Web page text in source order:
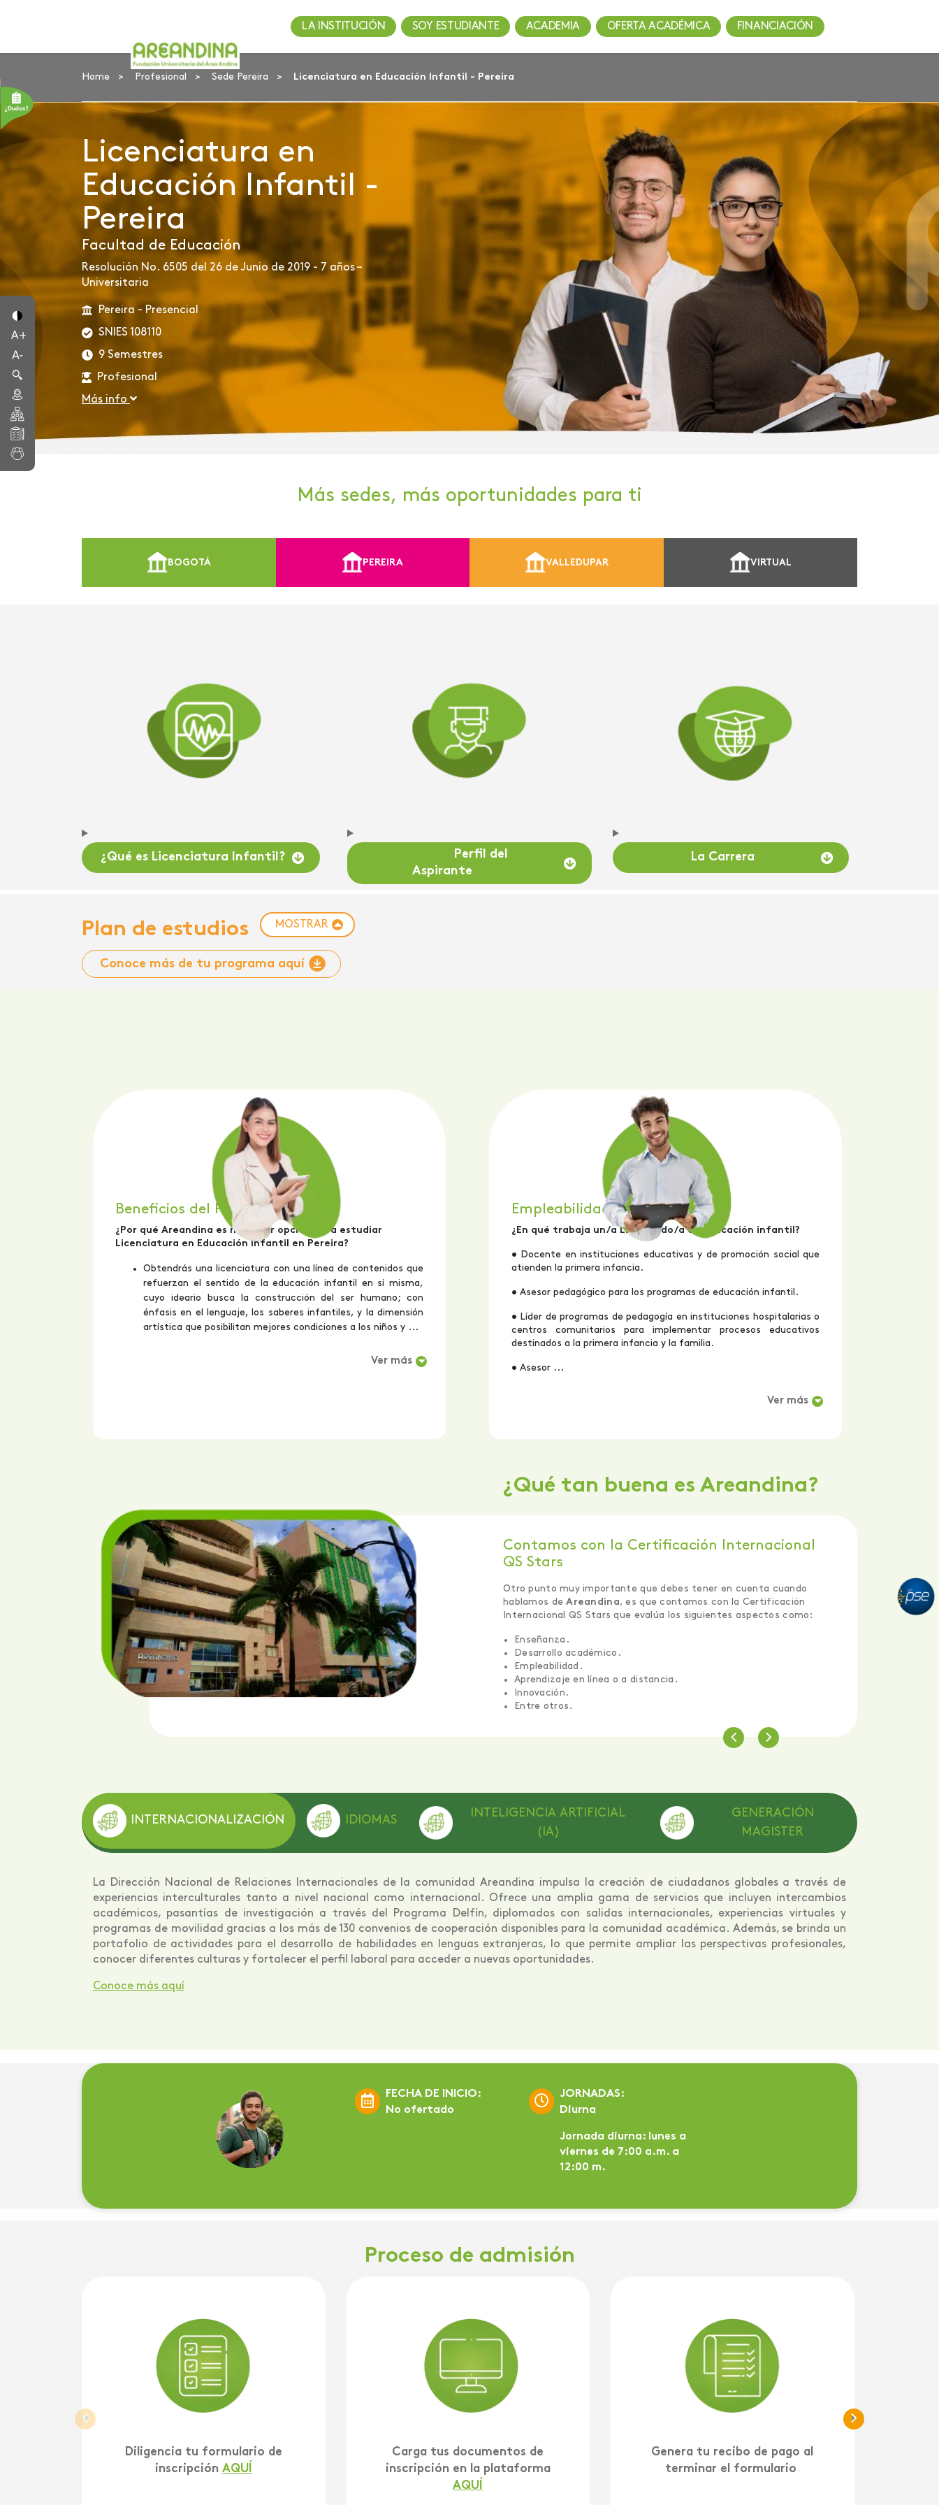
LA INSTITUCIÓN SOY ESTUDIANTE ACADEMIA OFERTA ACADÉMICA FINANCIACIÓN
Home Profesional Sede Pereira Licenciatura en Educación Infantil - Pereira
Licenciatura en
Educación Infantil -
Pereira
Facultad de Educación
Resolución No. 6505 del 26 de Junio de 2019 - 7 años –
Universitaria
Pereira - Presencial
SNIES 108110
9 Semestres
Profesional
Más info
Más sedes, más oportunidades para ti
BOGOTÁ PEREIRA VALLEDUPAR VIRTUAL
¿Qué es Licenciatura Infantil?
Perfil del
Aspirante
La Carrera
Plan de estudios MOSTRAR
Conoce más de tu programa aquí
Beneficios del Programa
¿Por qué Areandina es mi mejor opción para estudiar
Licenciatura en Educación Infantil en Pereira?
Obtendrás una licenciatura con una línea de contenidos que
refuerzan el sentido de la educación infantil en sí misma,
cuyo ideario busca la construcción del ser humano; con
énfasis en el lenguaje, los saberes infantiles, y la dimensión
artística que posibilitan mejores condiciones a los niños y ...
Ver más
Empleabilidad
¿En qué trabaja un/a Licenciado/a en Educación infantil?
• Docente en instituciones educativas y de promoción social que
atienden la primera infancia.
• Asesor pedagógico para los programas de educación infantil.
• Líder de programas de pedagogía en instituciones hospitalarias o
centros comunitarios para implementar procesos educativos
destinados a la primera infancia y la familia.
• Asesor ...
Ver más
¿Qué tan buena es Areandina?
Contamos con la Certificación Internacional
QS Stars
Otro punto muy importante que debes tener en cuenta cuando
hablamos deAreandina, es que contamos con la Certificación
Internacional QS Stars que evalúa los siguientes aspectos como:
Enseñanza.
Desarrollo académico.
Empleabilidad.
Aprendizaje en línea o a distancia.
Innovación.
Entre otros.
INTERNACIONALIZACIÓN IDIOMAS
INTELIGENCIA ARTIFICIAL
(IA)
GENERACIÓN
MAGISTER
La Dirección Nacional de Relaciones Internacionales de la comunidad Areandina impulsa la creación de ciudadanos globales a través de
experiencias interculturales tanto a nivel nacional como internacional. Ofrece una amplia gama de servicios que incluyen intercambios
académicos, pasantías de investigación a través del Programa Delfín, diplomados con salidas internacionales, experiencias virtuales y
programas de movilidad gracias a los más de 130 convenios de cooperación disponibles para la comunidad académica. Además, se brinda un
portafolio de actividades para el desarrollo de habilidades en lenguas extranjeras, lo que permite ampliar las perspectivas profesionales,
conocer diferentes culturas y fortalecer el perfil laboral para acceder a nuevas oportunidades.
Conoce más aquí
FECHA DE INICIO:
No ofertado
JORNADAS:
Diurna
Jornada diurna: lunes a
viernes de 7:00 a.m. a
12:00 m.
Proceso de admisión
Diligencia tu formulario de
inscripción AQUÍ
Carga tus documentos de
inscripción en la plataforma
AQUÍ
Genera tu recibo de pago al
terminar el formulario
< >